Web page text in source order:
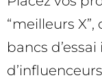
“meilleurs
bancs